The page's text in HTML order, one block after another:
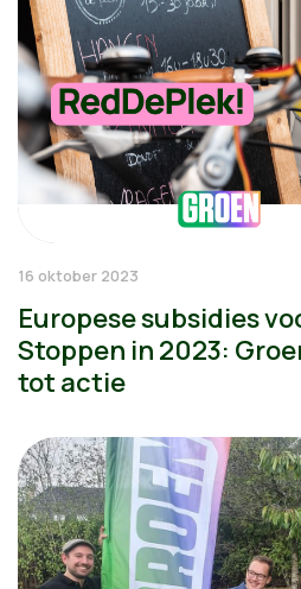
16 oktober 2023
Europese subsidies
Stoppen in 2023:
tot actie